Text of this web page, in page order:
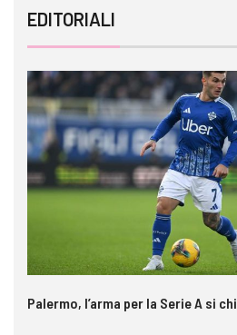
EDITORIALI
Palermo, l’arma per la Serie A si